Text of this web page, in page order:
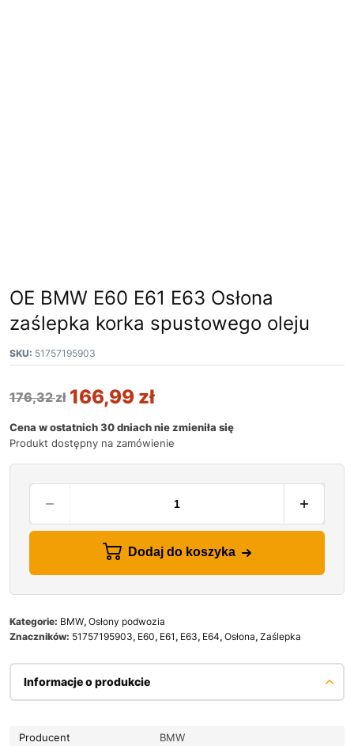
OE BMW E60 E61 E63 Osłona
zaślepka korka spustowego oleju
SKU: 51757195903
176,32zł 166,99 zł
Cena w ostatnich 30 dniach nie zmieniła się
Produkt dostępny na zamówienie
Dodaj do koszyka
Kategorie: BMW, Osłony podwozia
Znaczników: 51757195903, E60, E61 , E63, E64, Osłona, Zaślepka
Informacje o produkcie
Producent BMW